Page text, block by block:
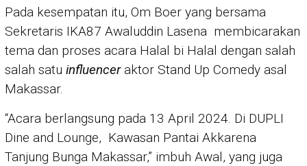
Pada kesempatan itu, Om Boer yang bersama
Sekretaris IKA87 Awaluddin Lasena membicarakan
tema dan proses acara Halal bi Halal dengan salah
salah satu influenceraktor Stand Up Comedy asal
Makassar.
“Acara berlangsung pada 13 April 2024. Di DUPLI
Dine and Lounge, Kawasan Pantai Akkarena
Tanjung Bunga Makassar,” imbuh Awal, yang juga